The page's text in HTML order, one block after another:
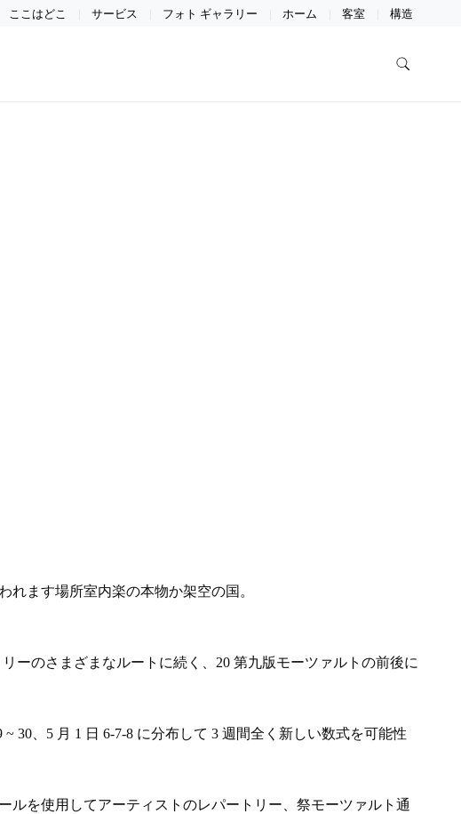
ここはどこ サービス フォト ギャラリー ホーム 客室 構造
ます場所室内楽の本物か架空の国。
ーのさまざまなルートに続く、20 第九版モーツァルトの前後に
30、5 月 1 日 6-7-8 に分布して 3 週間全く新しい数式を可能性
ルを使用してアーティストのレパートリー、祭モーツァルト通